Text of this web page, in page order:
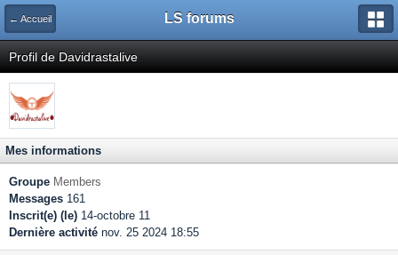
← Accueil LS forums
Profil de Davidrastalive
Mes informations
Groupe Members
Messages 161
Inscrit(e) (le) 14-octobre 11
Dernière activité nov. 25 2024 18:55